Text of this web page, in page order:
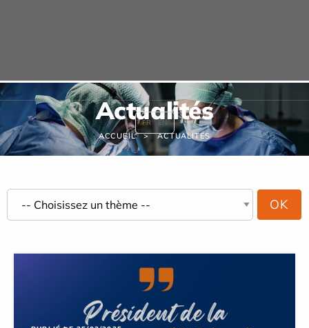
Actualités
ACCUEIL ACTUALITÉS
FR EN